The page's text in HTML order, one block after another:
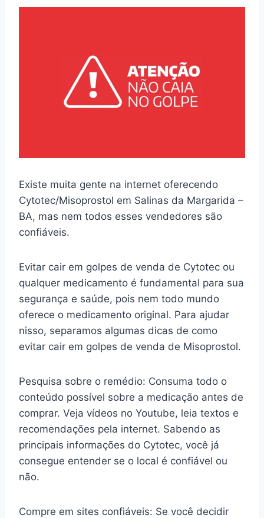
Existe muita gente na internet oferecendo
Cytotec/Misoprostol em Salinas da Margarida –
BA, mas nem todos esses vendedores são
confiáveis.
Evitar cair em golpes de venda de Cytotec ou
qualquer medicamento é fundamental para sua
segurança e saúde, pois nem todo mundo
oferece o medicamento original. Para ajudar
nisso, separamos algumas dicas de como
evitar cair em golpes de venda de Misoprostol.
Pesquisa sobre o remédio: Consuma todo o
conteúdo possível sobre a medicação antes de
comprar. Veja vídeos no Youtube, leia textos e
recomendações pela internet. Sabendo as
principais informações do Cytotec, você já
consegue entender se o local é confiável ou
não.
Compre em sites confiáveis: Se você decidir